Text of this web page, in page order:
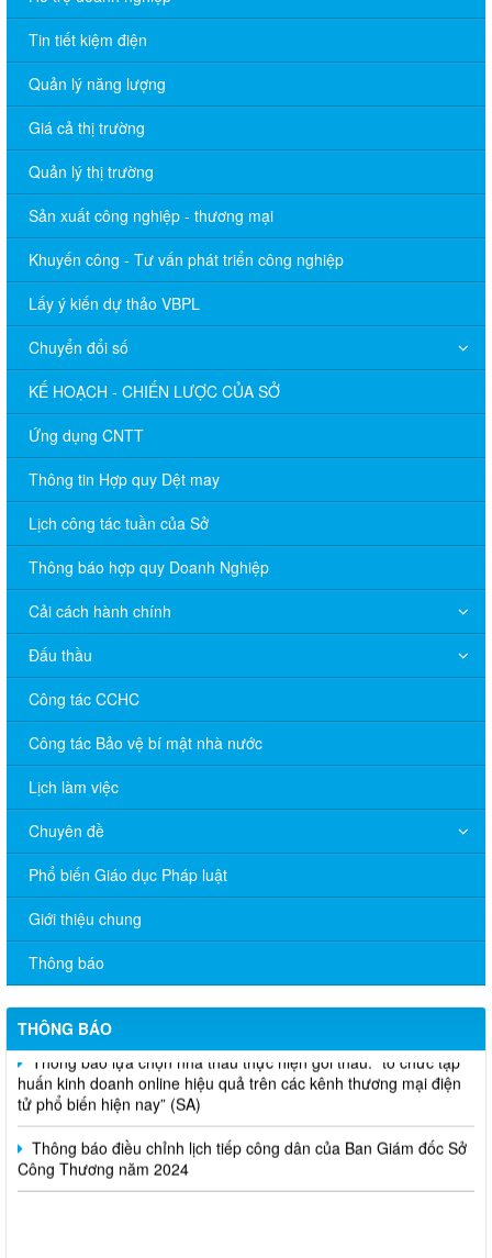
Tin tiết kiệm điện
Quản lý năng lượng
Giá cả thị trường
Quản lý thị trường
Sản xuất công nghiệp - thương mại
Khuyến công - Tư vấn phát triển công nghiệp
Lấy ý kiến dự thảo VBPL
Chuyển đổi số
KẾ HOẠCH - CHIẾN LƯỢC CỦA SỞ
Ứng dụng CNTT
Thông tin Hợp quy Dệt may
Lịch công tác tuần của Sở
Thông báo hợp quy Doanh Nghiệp
Cải cách hành chính
Đấu thầu
Công tác CCHC
Công tác Bảo vệ bí mật nhà nước
Lịch làm việc
Chuyên đề
Phổ biến Giáo dục Pháp luật
Giới thiệu chung
Thông báo
THÔNG BÁO
V/v đề nghị báo cáo hệ thống phân phối, nhãn hiệu hàng hóa
và hoạt động mua bán khí trên địa bàn tỉnh năm 2025 (nhắc lần
2).
huấn kinh doanh online hiệu quả trên các kênh thương mại điện
tử phổ biến hiện nay” (SA)
Thông báo điều chỉnh lịch tiếp công dân của Ban Giám đốc Sở
Công Thương năm 2024